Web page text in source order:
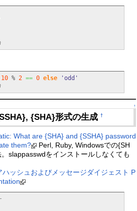
10 % 2 == 0 else
'odd'
↑
{SHA}形式の生成†
What are {SHA} and {SSHA} password
them?
Perl, Ruby, Windowsでの{SH
slappasswdをインストールしなくても
ッシュおよびメッセージダイジェスト P